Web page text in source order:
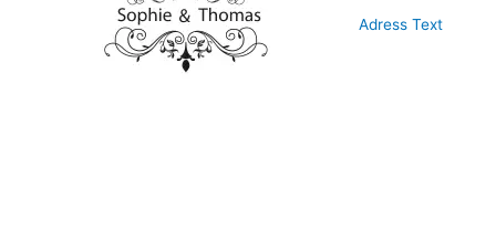
Adress Text